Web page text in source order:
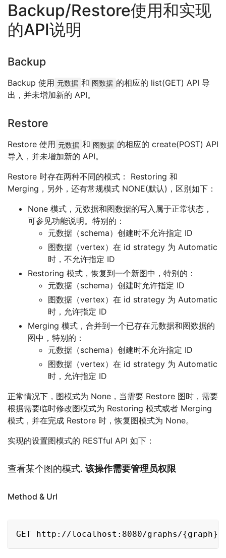
Backup/Restore使用和实现
的API说明
Backup
Backup 使用 元数据 和 图数据 的相应的 list(GET) API 导
出，并未增加新的 API。
Restore
Restore 使用 元数据 和 图数据 的相应的 create(POST) API
导入，并未增加新的 API。
Restore 时存在两种不同的模式： Restoring 和
Merging，另外，还有常规模式 NONE(默认)，区别如下：
None 模式，元数据和图数据的写入属于正常状态，
可参见功能说明。特别的：
元数据（schema）创建时不允许指定 ID
图数据（vertex）在 id strategy 为 Automatic
时，不允许指定 ID
Restoring 模式，恢复到一个新图中，特别的：
元数据（schema）创建时允许指定 ID
图数据（vertex）在 id strategy 为 Automatic
时，允许指定 ID
Merging 模式，合并到一个已存在元数据和图数据的
图中，特别的：
元数据（schema）创建时不允许指定 ID
图数据（vertex）在 id strategy 为 Automatic
时，允许指定 ID
正常情况下，图模式为 None，当需要 Restore 图时，需要
根据需要临时修改图模式为 Restoring 模式或者 Merging
模式，并在完成 Restore 时，恢复图模式为 None。
实现的设置图模式的 RESTful API 如下：
查看某个图的模式. 该操作需要管理员权限
Method & Url
Copy